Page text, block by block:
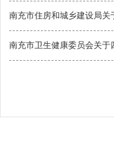
南充市住房和城乡建设局关
南充市卫生健康委员会关于